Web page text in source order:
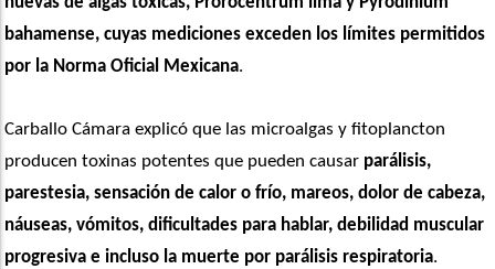
bahamense, cuyas mediciones exceden los límites permitidos
por la Norma Oficial Mexicana.
Carballo Cámara explicó que las microalgas y fitoplancton
producen toxinas potentes que pueden causar parálisis,
parestesia, sensación de calor o frío, mareos, dolor de cabeza,
náuseas, vómitos, dificultades para hablar, debilidad muscular
progresiva e incluso la muerte por parálisis respiratoria.